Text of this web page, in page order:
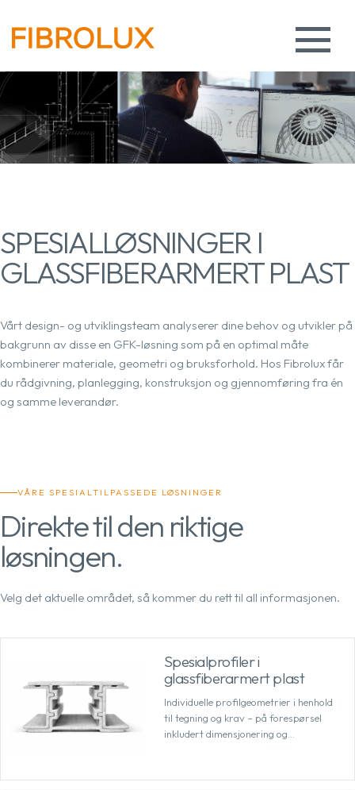
SPESIALLØSNINGER I
GLASSFIBERARMERT PLAST
Vårt design- og utviklingsteam analyserer dine behov og utvikler på
bakgrunn av disse en GFK-løsning som på en optimal måte
kombinerer materiale, geometri og bruksforhold. Hos Fibrolux får
du rådgivning, planlegging, konstruksjon og gjennomføring fra én
og samme leverandør.
VÅRE SPESIALTILPASSEDE LØSNINGER
Direkte til den riktige
løsningen.
Velg det aktuelle området, så kommer du rett til all informasjonen.
Spesialprofiler i
glassfiberarmert plast
Individuelle profilgeometrier i henhold
til tegning og krav – på forespørsel
inkludert dimensjonering og